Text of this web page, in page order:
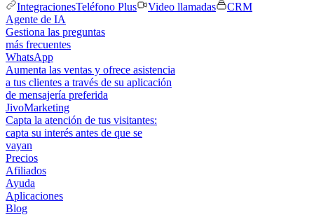
IntegracionesTeléfono Plus Video llamadas
CRM
Agente de IA
Gestiona las preguntas
más frecuentes
WhatsApp
Aumenta las ventas y ofrece asistencia
a tus clientes a través de su aplicación
de mensajería preferida
JivoMarketing
Capta la atención de tus visitantes:
capta su interés antes de que se
vayan
Precios
Afiliados
Ayuda
Aplicaciones
Blog